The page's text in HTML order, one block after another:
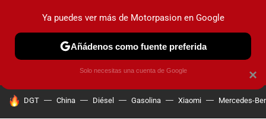
PRUEBAS COCHES ELÉCTRICOS OBSERVATORIO
HOY SE HABLA DE
DGT China Diésel Gasolina Xiaomi Mercedes-
×
Ya puedes ver más de Motorpasion en Google
Añádenos como fuente preferida
Solo necesitas una cuenta de Google